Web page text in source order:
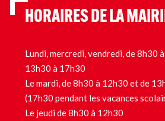
HORAIRES DE LA
Lundi, mercredi, vendredi, de 8h30
13h30 à 17h30
Le mardi, de 8h30 à 12h30 et de
(17h30 pendant les vacances
Le jeudi de 8h30 à 12h30